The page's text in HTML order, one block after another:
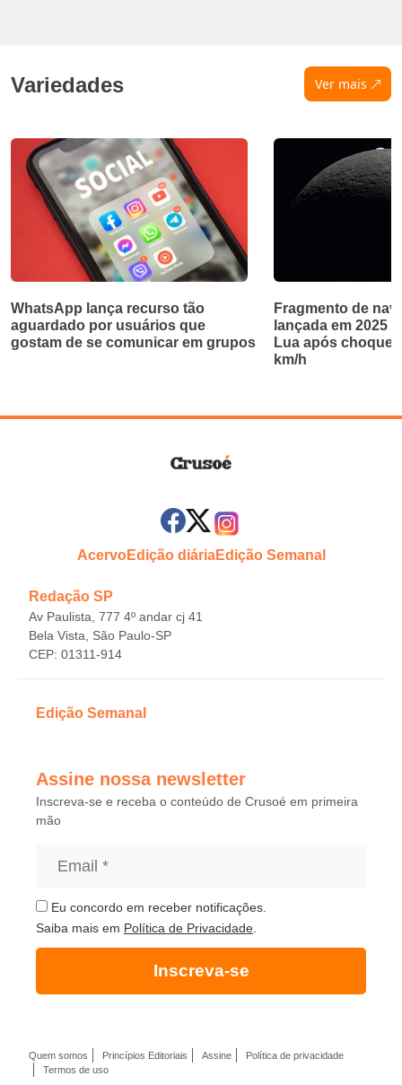
Variedades Ver mais
WhatsApp lança recurso tão
aguardado por usuários que
gostam de se comunicar em grupos
Fragmento de
lançada em 2025
Lua após choque
km/h
AcervoEdição diáriaEdição Semanal
Redação SP
Av Paulista, 777 4º andar cj 41
Bela Vista, São Paulo-SP
CEP: 01311-914
Edição Semanal
Assine nossa newsletter
Inscreva-se e receba o conteúdo de Crusoé em primeira
mão
Eu concordo em receber notificações.
Saiba mais em Política de Privacidade
Inscreva-se
Quem somos Princípios Editoriais Assine
Política de privacidade
Termos de uso